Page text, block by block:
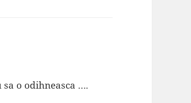
o odihneasca ….